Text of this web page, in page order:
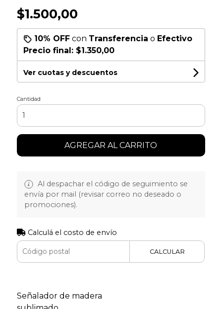
$1.500,00
10% OFFcon Transferencia o Efectivo
Precio final: $1.350,00
Ver cuotas y descuentos
Cantidad
AGREGAR AL CARRITO
Al despachar el código de seguimiento se
envía por mail (revisar correo no deseado o
promociones).
Calculá el costo de envío
CALCULAR
Señalador de madera